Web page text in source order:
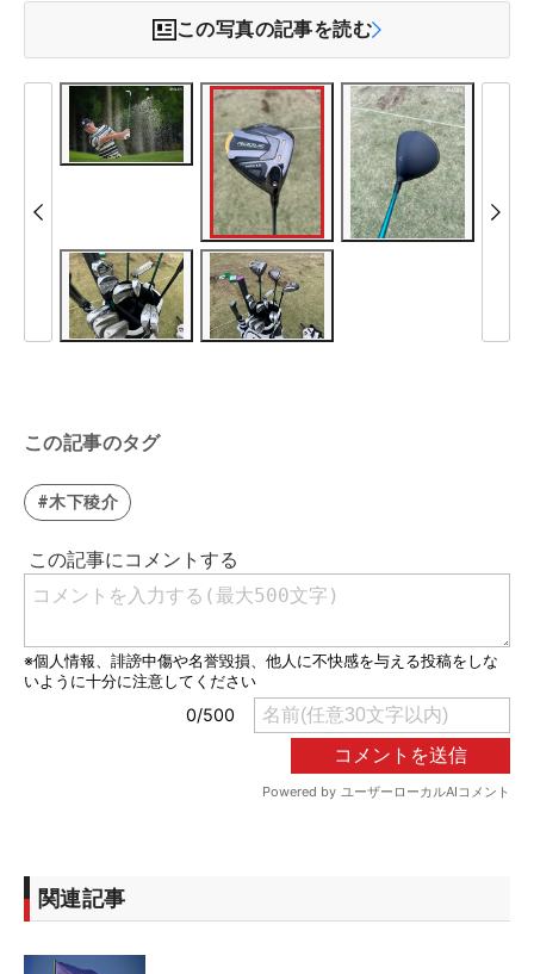
この写真の記事を読む
この記事のタグ
#木下稜介
関連記事